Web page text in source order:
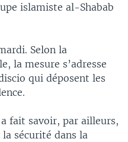
islamiste al-Shabab
Selon la
la mesure s’adresse
qui déposent les
fait savoir, par ailleurs,
sécurité dans la